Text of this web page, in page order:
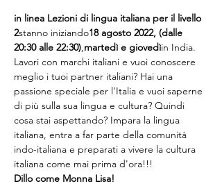
in linea Lezioni di lingua italiana per il livello
2stanno iniziando18 agosto 2022, (dalle
20:30 alle 22:30),martedì e giovedìin India.
Lavori con marchi italiani e vuoi conoscere
meglio i tuoi partner italiani? Hai una
passione speciale per l'Italia e vuoi saperne
di più sulla sua lingua e cultura? Quindi
cosa stai aspettando? Impara la lingua
italiana, entra a far parte della comunità
indo-italiana e preparati a vivere la cultura
italiana come mai prima d'ora!!!
Dillo come Monna Lisa!